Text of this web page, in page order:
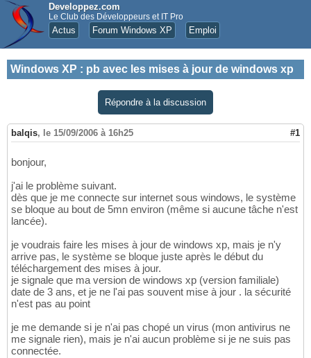
Developpez.com
Le Club des Développeurs et IT Pro
Actus Forum Windows XP Emploi
Windows XP : pb avec les mises à jour de windows xp
Répondre à la discussion
balqis, le 15/09/2006 à 16h25 #1
bonjour,
j'ai le problème suivant.
dès que je me connecte sur internet sous windows, le système
se bloque au bout de 5mn environ (même si aucune tâche n'est
lancée).
je voudrais faire les mises à jour de windows xp, mais je n'y
arrive pas, le système se bloque juste après le début du
téléchargement des mises à jour.
je signale que ma version de windows xp (version familiale)
date de 3 ans, et je ne l'ai pas souvent mise à jour . la sécurité
n'est pas au point
je me demande si je n'ai pas chopé un virus (mon antivirus ne
me signale rien), mais je n'ai aucun problème si je ne suis pas
connectée.